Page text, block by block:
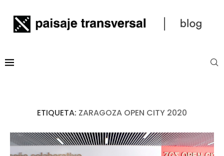
ETIQUETA: ZARAGOZA OPEN CITY 2020